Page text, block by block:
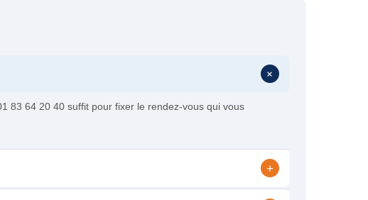
+
83 64 20 40 suffit pour fixer le rendez-vous qui vous
+